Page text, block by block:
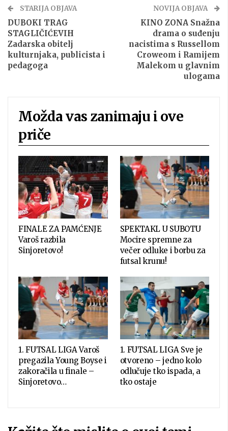
STARIJA OBJAVA
DUBOKI TRAG
STAGLIČIĆEVIH
Zadarska obitelj
kulturnjaka, publicista i
pedagoga
NOVIJA OBJAVA
KINO ZONA Snažna
drama o suđenju
nacistima s Russellom
Croweom i Ramijem
Malekom u glavnim
ulogama
Možda vas zanimaju i ove
priče
FINALE ZA PAMĆENJE
Varoš razbila
Sinjoretovo!
SPEKTAKL U SUBOTU
Mocire spremne za
večer odluke i borbu za
futsal krunu!
1. FUTSAL LIGA Varoš
pregazila Young Boyse i
zakoračila u finale –
Sinjoretovo…
1. FUTSAL LIGA Sve je
otvoreno – jedno kolo
odlučuje tko ispada, a
tko ostaje